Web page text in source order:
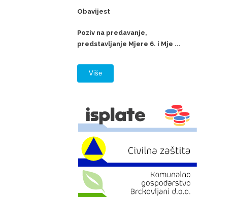
Obavijest
Poziv na predavanje,
predstavljanje Mjere 6. i Mje ...
Više